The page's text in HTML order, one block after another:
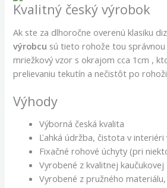
Kvalitný český výrobok
Ak ste za dlhoročne overenú klasiku
výrobcu sú tieto rohože tou
mriežkový vzor s okrajom cca 1cm ,
prelievaniu tekutín a nečistôt po
Výhody
Výborná česká kvalita
Ľahká údržba, čistota v interiéri
Fixačné rohové úchyty (pri
Vyrobené z kvalitnej kaučukovej
Vyrobené z pružného